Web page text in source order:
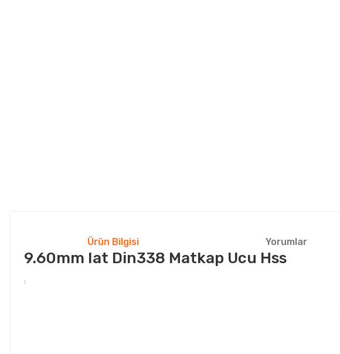
Ürün Bilgisi Yorumlar
9.60mm Iat Din338 Matkap Ucu Hss
: